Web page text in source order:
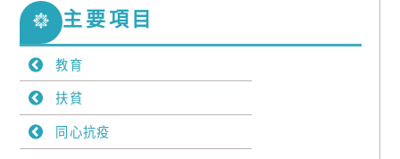
主要項目
教育
扶貧
同心抗疫